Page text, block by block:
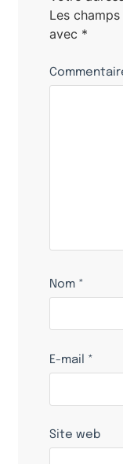
Les
avec *
Nom *
E-mail *
Site web